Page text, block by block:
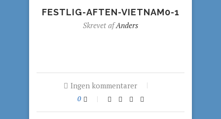
FESTLIG-AFTEN-VIETNAM0-1
Skrevet afAnders
Ingen kommentarer
0